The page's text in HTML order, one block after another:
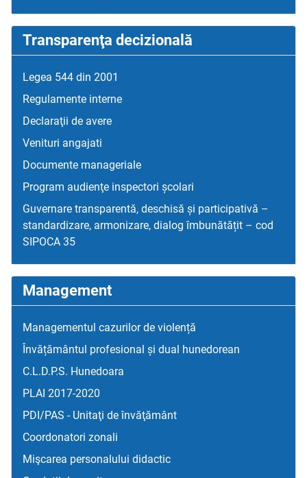
Transparenţa decizională
Legea 544 din 2001
Regulamente interne
Declaraţii de avere
Venituri angajati
Documente manageriale
Program audienţe inspectori școlari
Guvernare transparentă, deschisă și participativă –
standardizare, armonizare, dialog îmbunătățit – cod
SIPOCA 35
Management
Managementul cazurilor de violență
Învățământul profesional și dual hunedorean
C.L.D.P.S. Hunedoara
PLAI 2017-2020
PDI/PAS - Unitaţi de învăţământ
Coordonatori zonali
Mişcarea personalului didactic